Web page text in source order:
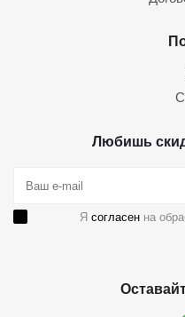
Любишь
Я согласен на